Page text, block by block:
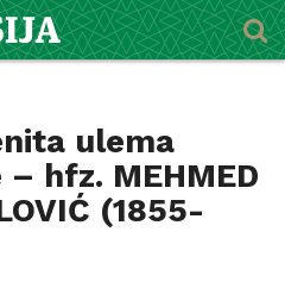
ulema
hfz. MEHMED
(1855-